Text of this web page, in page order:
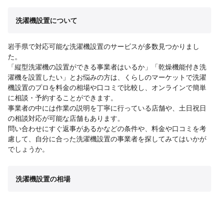
洗濯機設置について
岩手県で対応可能な洗濯機設置のサービスが多数見つかりまし
た。
「縦型洗濯機の設置ができる事業者はいるか」「乾燥機能付き洗
濯機を設置したい」とお悩みの方は、くらしのマーケットで洗濯
機設置のプロを料金の相場や口コミで比較し、オンラインで簡単
に相談・予約することができます。
事業者の中には作業の説明を丁寧に行っている店舗や、土日祝日
の相談対応が可能な店舗もあります。
問い合わせにすぐ返事があるかなどの条件や、料金や口コミを考
慮して、自分に合った洗濯機設置の事業者を探してみてはいかが
でしょうか。
洗濯機設置の相場